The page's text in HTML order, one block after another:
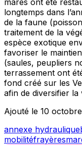
longtemps dans
de la faune
traitement de la
espèce exotique
favoriser le
(saules, peupliers
terrassement ont
fond créé sur les
afin de diversifier la
Ajouté le 10
annexe hydraulique
mobilitéfrayères